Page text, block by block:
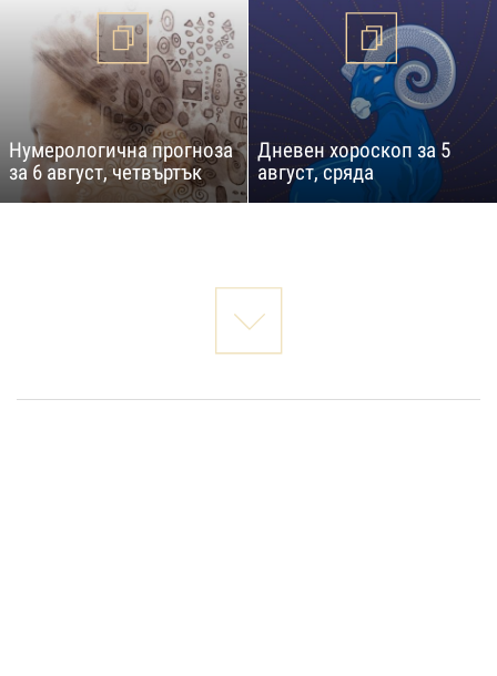
Нумерологична прогноза
за 6 август, четвъртък
Дневен хороскоп за 5
август, сряда